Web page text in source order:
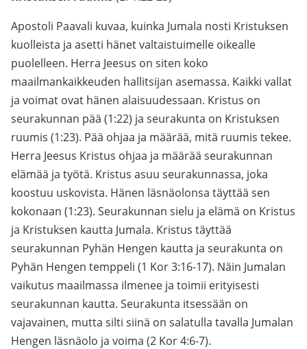
Apostoli Paavali kuvaa, kuinka Jumala nosti Kristuksen
kuolleista ja asetti hänet valtaistuimelle oikealle
puolelleen. Herra Jeesus on siten koko
maailmankaikkeuden hallitsijan asemassa. Kaikki vallat
ja voimat ovat hänen alaisuudessaan. Kristus on
seurakunnan pää (1:22) ja seurakunta on Kristuksen
ruumis (1:23). Pää ohjaa ja määrää, mitä ruumis tekee.
Herra Jeesus Kristus ohjaa ja määrää seurakunnan
elämää ja työtä. Kristus asuu seurakunnassa, joka
koostuu uskovista. Hänen läsnäolonsa täyttää sen
kokonaan (1:23). Seurakunnan sielu ja elämä on Kristus
ja Kristuksen kautta Jumala. Kristus täyttää
seurakunnan Pyhän Hengen kautta ja seurakunta on
Pyhän Hengen temppeli (1 Kor 3:16-17). Näin Jumalan
vaikutus maailmassa ilmenee ja toimii erityisesti
seurakunnan kautta. Seurakunta itsessään on
vajavainen, mutta silti siinä on salatulla tavalla Jumalan
Hengen läsnäolo ja voima (2 Kor 4:6-7).